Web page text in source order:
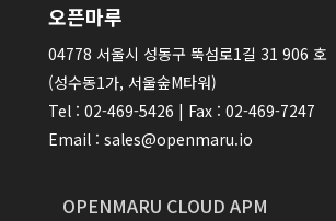
오픈마루
04778 서울시 성동구 뚝섬로1길 31 906 호
(성수동1가, 서울숲M타워)
Tel : 02-469-5426 | Fax : 02-469-7247
Email : sales@openmaru.io
OPENMARU CLOUD APM